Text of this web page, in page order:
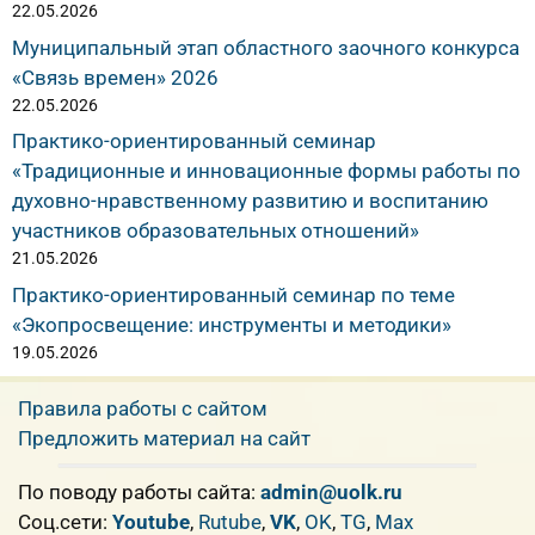
22.05.2026
Муниципальный этап областного заочного конкурса
«Связь времен» 2026
22.05.2026
Практико-ориентированный семинар
«Традиционные и инновационные формы работы по
духовно-нравственному развитию и воспитанию
участников образовательных отношений»
21.05.2026
Практико-ориентированный семинар по теме
«Экопросвещение: инструменты и методики»
19.05.2026
Правила работы с сайтом
Предложить материал на сайт
По поводу работы сайта: admin@uolk.ru
Cоц.сети: Youtube, Rutube, VK, OK, TG, Max